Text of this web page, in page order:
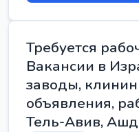
Требуется
Вакансии в
заводы,
объявления,
Тель-Авив,